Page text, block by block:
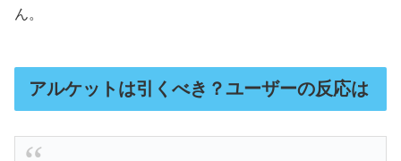
ん。
アルケットは引くべき？ユーザーの反応は